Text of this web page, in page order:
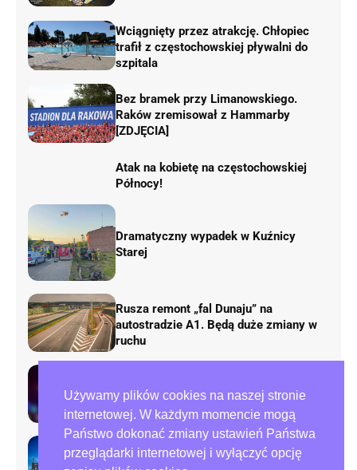
Używamy plików cookies na naszej stronie
internetowej. W każdym momencie mogą
Państwo dokonać zmiany ustawień Państwa
przeglądarki internetowej i wyłączyć opcję
Wciągnięty przez atrakcję. Chłopiec
trafił z częstochowskiej pływalni do
szpitala
Bez bramek przy Limanowskiego.
Raków zremisował z Hammarby
[ZDJĘCIA]
Atak na kobietę na częstochowskiej
Północy!
Dramatyczny wypadek w Kuźnicy
Starej
Rusza remont „fal Dunaju” na
autostradzie A1. Będą duże zmiany w
ruchu
Tragedia przy ulicy Zana w
Częstochowie. Nie żyje mężczyzna
Preparowanie kart w referendum.